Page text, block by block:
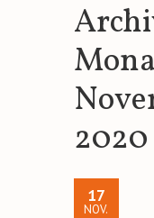
2020
17
NOV.